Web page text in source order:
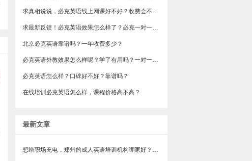
求真相说说，必克英语线上网课好不好？收费会不会很贵呢？
求最新反馈！必克英语效果怎么样了？必克一对一英语口语好不好？
北京必克英语靠谱吗？一年收费多少？
必克英语外教效果怎么样呢？学了有用吗？一对一上课多少钱呀？
​必克英语怎么样？口碑好不好？靠谱吗？
在线培训必克英语怎么样，课程价格高不高？
最新文章
想给职场充电，郑州的成人英语培训机构哪家好？求真实体验，广告勿扰，感谢！